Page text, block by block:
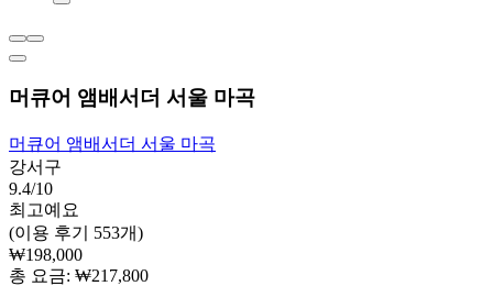
머큐어 앰배서더 서울 마곡
머큐어 앰배서더 서울 마곡
강서구
9.4/10
최고예요
(이용 후기 553개)
₩198,000
총 요금: ₩217,800